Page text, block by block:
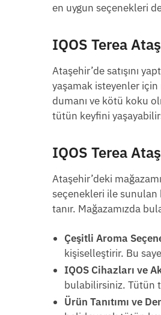
en uygun seçenekleri
IQOS Terea
Ataşehir’de satışını
yaşamak isteyenler için
dumanı ve kötü koku
tütün keyfini
IQOS Terea
Ataşehir’deki
seçenekleri ile
tanır. Mağazamızda
Çeşitli Aroma
kişiselleştirir. Bu
IQOS Cihazları ve
bulabilirsiniz. Tütün
Ürün Tanıtımı ve